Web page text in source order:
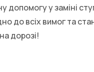
допомогу у заміні
до всіх вимог та
дорозі!